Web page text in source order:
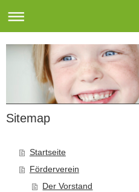
Sitemap
Startseite
Förderverein
Der Vorstand